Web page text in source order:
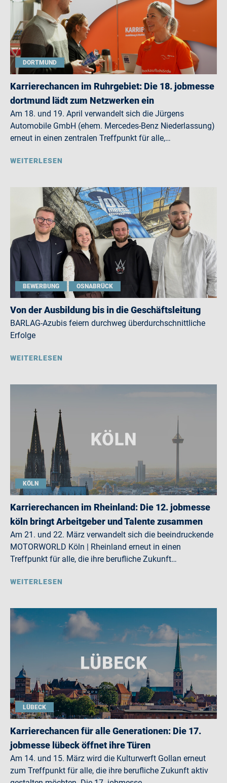
DORTMUND
Karrierechancen im Ruhrgebiet: Die 18. jobmesse
dortmund lädt zum Netzwerken ein
Am 18. und 19. April verwandelt sich die Jürgens
Automobile GmbH (ehem. Mercedes-Benz Niederlassung)
erneut in einen zentralen Treffpunkt für alle,…
WEITERLESEN
BEWERBUNG OSNABRÜCK
Von der Ausbildung bis in die Geschäftsleitung
BARLAG-Azubis feiern durchweg überdurchschnittliche
Erfolge
WEITERLESEN
KÖLN
Karrierechancen im Rheinland: Die 12. jobmesse
köln bringt Arbeitgeber und Talente zusammen
Am 21. und 22. März verwandelt sich die beeindruckende
MOTORWORLD Köln | Rheinland erneut in einen
Treffpunkt für alle, die ihre berufliche Zukunft…
WEITERLESEN
LÜBECK
Karrierechancen für alle Generationen: Die 17.
jobmesse lübeck öffnet ihre Türen
Am 14. und 15. März wird die Kulturwerft Gollan erneut
zum Treffpunkt für alle, die ihre berufliche Zukunft aktiv